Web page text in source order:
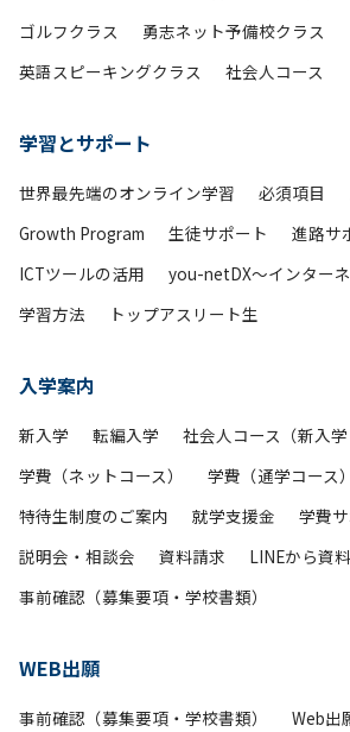
ゴルフクラス
勇志ネット予備校クラス
英語スピーキングクラス
社会人コース
学習とサポート
世界最先端のオンライン学習 必須項目
Growth Program
生徒サポート
進路サ
ICTツールの活用
you-netDX～インター
学習方法
トップアスリート生
入学案内
新入学 転編入学
社会人コース（新入学
学費（ネットコース）
学費（通学コース）
特待生制度のご案内
就学支援金
学費
説明会・相談会
資料請求
LINEから資
事前確認（募集要項・学校書類）
WEB出願
事前確認（募集要項・学校書類）
Web出